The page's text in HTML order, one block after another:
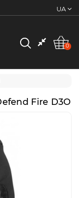
UA
0
Fire D3O